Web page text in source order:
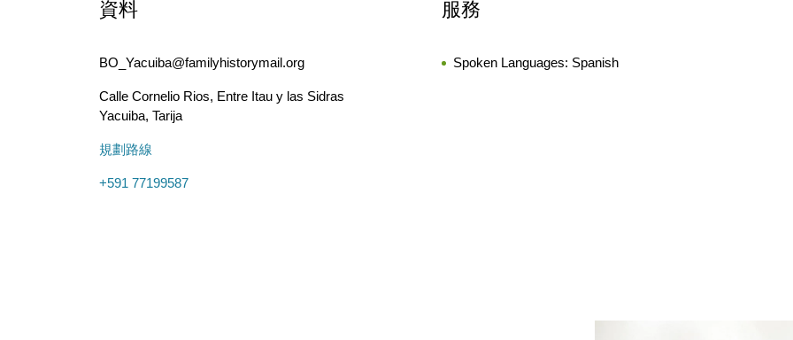
資料
BO_Yacuiba@familyhistorymail.org
Calle Cornelio Rios, Entre Itau y las Sidras
Yacuiba, Tarija
規劃路線
+591 77199587
服務
Spoken Languages: Spanish